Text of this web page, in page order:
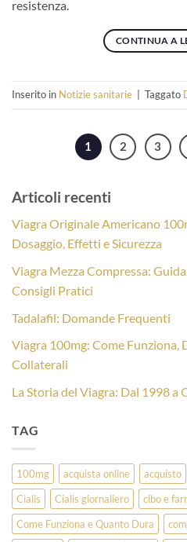
resistenza.
CONTINUA A
Inserito in Notizie sanitarie Taggato
1 2 3
Articoli recenti
Viagra Originale Americano
Dosaggio, Effetti e Sicurezza
Viagra Mezza Compressa:
Consigli Pratici
Tadalafil: Domande Frequenti
Viagra 100mg: Come Funziona,
Collaterali
La Storia del Viagra: Dal 1998 a
TAG
100mg acquista online acquisto
Cialis
Cialis giornaliero
cibo e
Come Funziona e Quanto Dura